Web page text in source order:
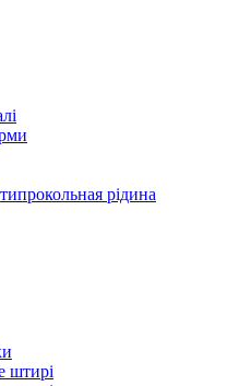
рідина
штирі